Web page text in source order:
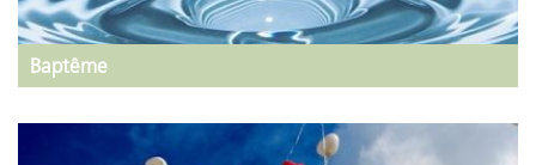
Baptême